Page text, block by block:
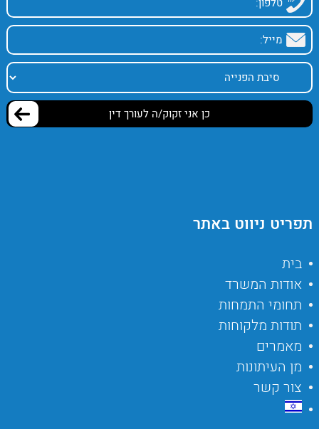
תפריט ניווט באתר
בית
אודות המשרד
תחומי התמחות
תודות מלקוחות
מאמרים
מן העיתונות
צור קשר